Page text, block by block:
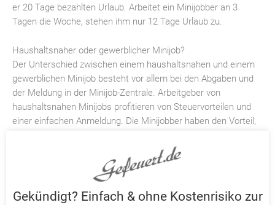
er 20 Tage bezahlten Urlaub. Arbeitet ein Minijobber an 3
Tagen die Woche, stehen ihm nur 12 Tage Urlaub zu.
Haushaltsnaher oder gewerblicher Minijob?
Der Unterschied zwischen einem haushaltsnahen und einem
gewerblichen Minijob besteht vor allem bei den Abgaben und
der Meldung in der Minijob-Zentrale. Arbeitgeber von
haushaltsnahen Minijobs profitieren von Steuervorteilen und
einer einfachen Anmeldung. Die Minijobber haben den Vorteil,
den haushaltsnahen Tätigkeiten zählen zum Beispiel Kochen,
Putzen, Kinderbetreuung, Pflege und Gartenarbeit.
Jetzt Kündigung prüfen lassen
Gekündigt? Einfach & ohne Kostenrisiko zur